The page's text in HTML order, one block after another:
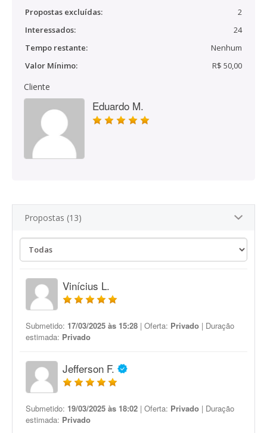
Propostas excluídas:
2
Interessados:
24
Tempo restante:
Nenhum
Valor Mínimo:
R$ 50,00
Cliente
Eduardo M.
Propostas (13)
Vinícius L.
Submetido: 17/03/2025 às 15:28 | Oferta: Privado | Duração
estimada: Privado
Jefferson F.
Submetido: 19/03/2025 às 18:02 | Oferta: Privado | Duração
estimada: Privado